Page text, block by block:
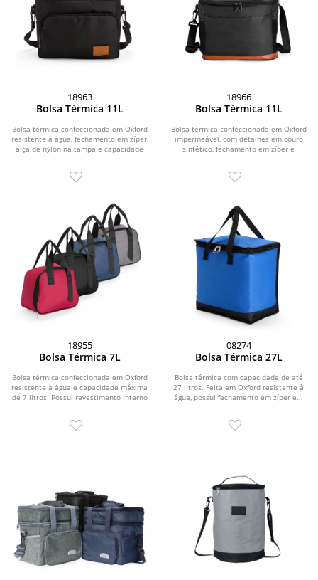
18963
Bolsa Térmica 11L
Bolsa térmica confeccionada em Oxford
resistente à água, fechamento em zíper,
alça de nylon na tampa e capacidade
18966
Bolsa Térmica 11L
Bolsa térmica confeccionada em Oxford
impermeável, com detalhes em couro
sintético, fechamento em zíper e
18955
Bolsa Térmica 7L
Bolsa térmica confeccionada em Oxford
resistente à água e capacidade máxima
de 7 litros. Possui revestimento interno
08274
Bolsa Térmica 27L
Bolsa térmica com capacidade de até
27 litros. Feita em Oxford resistente à
água, possui fechamento em zíper e...